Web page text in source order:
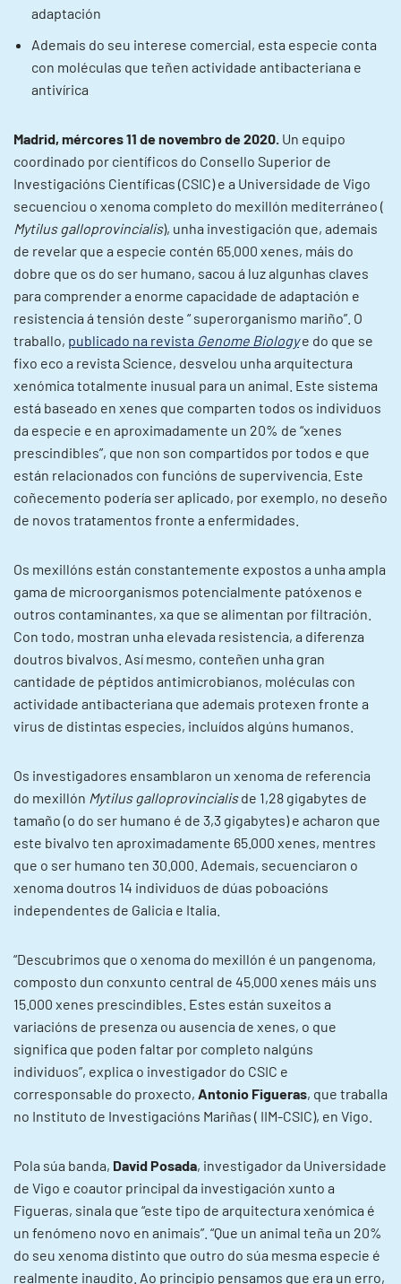
adaptación
Ademais do seu interese comercial, esta especie conta
con moléculas que teñen actividade antibacteriana e
antivírica
Madrid, mércores 11 de novembro de 2020. Un equipo
coordinado por científicos do Consello Superior de
Investigacións Científicas (CSIC) e a Universidade de Vigo
secuenciou o xenoma completo do mexillón mediterráneo (
Mytilus galloprovincialis), unha investigación que, ademais
de revelar que a especie contén 65.000 xenes, máis do
dobre que os do ser humano, sacou á luz algunhas claves
para comprender a enorme capacidade de adaptación e
resistencia á tensión deste “ superorganismo mariño”. O
traballo, publicado na revista Genome Biologye do que se
fixo eco a revista Science, desvelou unha arquitectura
xenómica totalmente inusual para un animal. Este sistema
está baseado en xenes que comparten todos os individuos
da especie e en aproximadamente un 20% de “xenes
prescindibles”, que non son compartidos por todos e que
están relacionados con funcións de supervivencia. Este
coñecemento podería ser aplicado, por exemplo, no deseño
de novos tratamentos fronte a enfermidades.
Os mexillóns están constantemente expostos a unha ampla
gama de microorganismos potencialmente patóxenos e
outros contaminantes, xa que se alimentan por filtración.
Con todo, mostran unha elevada resistencia, a diferenza
doutros bivalvos. Así mesmo, conteñen unha gran
cantidade de péptidos antimicrobianos, moléculas con
actividade antibacteriana que ademais protexen fronte a
virus de distintas especies, incluídos algúns humanos.
Os investigadores ensamblaron un xenoma de referencia
do mexillón Mytilus galloprovincialisde 1,28 gigabytes de
tamaño (o do ser humano é de 3,3 gigabytes) e acharon que
este bivalvo ten aproximadamente 65.000 xenes, mentres
que o ser humano ten 30.000. Ademais, secuenciaron o
xenoma doutros 14 individuos de dúas poboacións
independentes de Galicia e Italia.
“Descubrimos que o xenoma do mexillón é un pangenoma,
composto dun conxunto central de 45.000 xenes máis uns
15.000 xenes prescindibles. Estes están suxeitos a
variacións de presenza ou ausencia de xenes, o que
significa que poden faltar por completo nalgúns
individuos”, explica o investigador do CSIC e
corresponsable do proxecto, Antonio Figueras, que traballa
no Instituto de Investigacións Mariñas ( IIM-CSIC), en Vigo.
Pola súa banda, David Posada, investigador da Universidade
de Vigo e coautor principal da investigación xunto a
Figueras, sinala que “este tipo de arquitectura xenómica é
un fenómeno novo en animais”. “Que un animal teña un 20%
do seu xenoma distinto que outro do súa mesma especie é
realmente inaudito. Ao principio pensamos que era un erro,